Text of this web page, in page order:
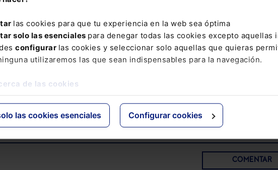
las cookies para que tu experiencia en la web sea óptima
solo las esenciales para denegar todas las cookies excepto aquellas
configurar las cookies y seleccionar solo aquellas que quieras
utilizaremos las que sean indispensables para la navegación.
de las cookies
las cookies esenciales Configurar cookies
del Memento ha sido modificado. . Un servicio de
El Memento Social lo tienes disponible también en el siguientePack
precio especial para que domines todas las modificaciones en materia
Laboral y de Seguridad Social:Pack Memento Social + Memento
COMENTAR